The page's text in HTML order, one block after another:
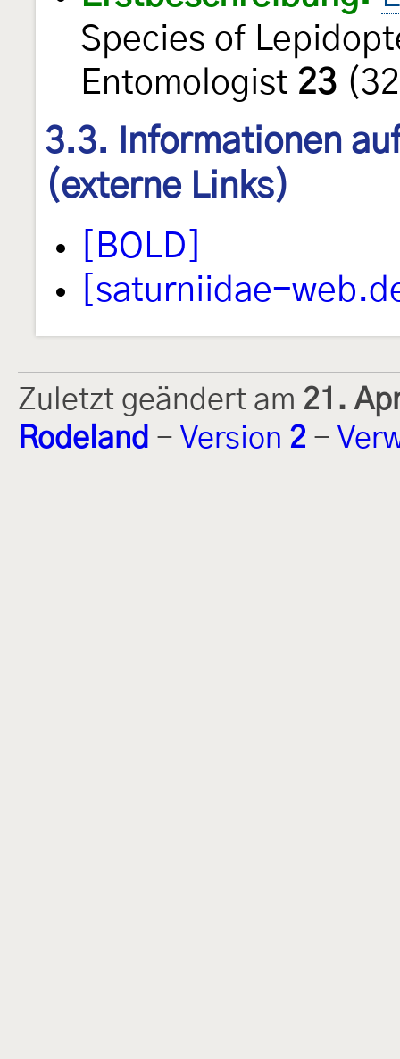
Species of
Entomologist 23
3.3. Informationen
(externe Links)
[BOLD]
[saturniidae-
Zuletzt geändert am 21.
Rodeland - Version 2 -